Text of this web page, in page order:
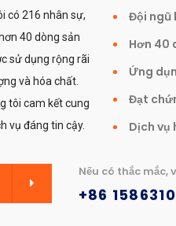
có 216 nhân sự,
40 dòng sản
sử dụng rộng rãi
và hóa chất.
tôi cam kết cung
vụ đáng tin cậy.
Đội ngũ
Hơn 40
Ứng
Đạt
Dịch vụ
Nếu có thắc
+86